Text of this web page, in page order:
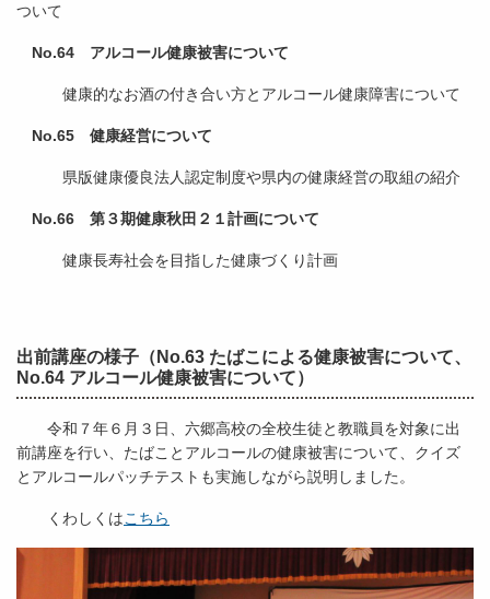
ついて
No.64 アルコール健康被害について
健康的なお酒の付き合い方とアルコール健康障害について
No.65 健康経営について
県版健康優良法人認定制度や県内の健康経営の取組の紹介
No.66 第３期健康秋田２１計画について
健康長寿社会を目指した健康づくり計画
出前講座の様子（No.63 たばこによる健康被害について、
No.64 アルコール健康被害について）
令和７年６月３日、六郷高校の全校生徒と教職員を対象に出
前講座を行い、たばことアルコールの健康被害について、クイズ
とアルコールパッチテストも実施しながら説明しました。
くわしくはこちら